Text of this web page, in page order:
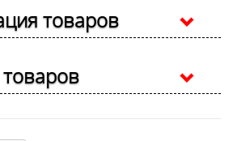
товаров
товаров